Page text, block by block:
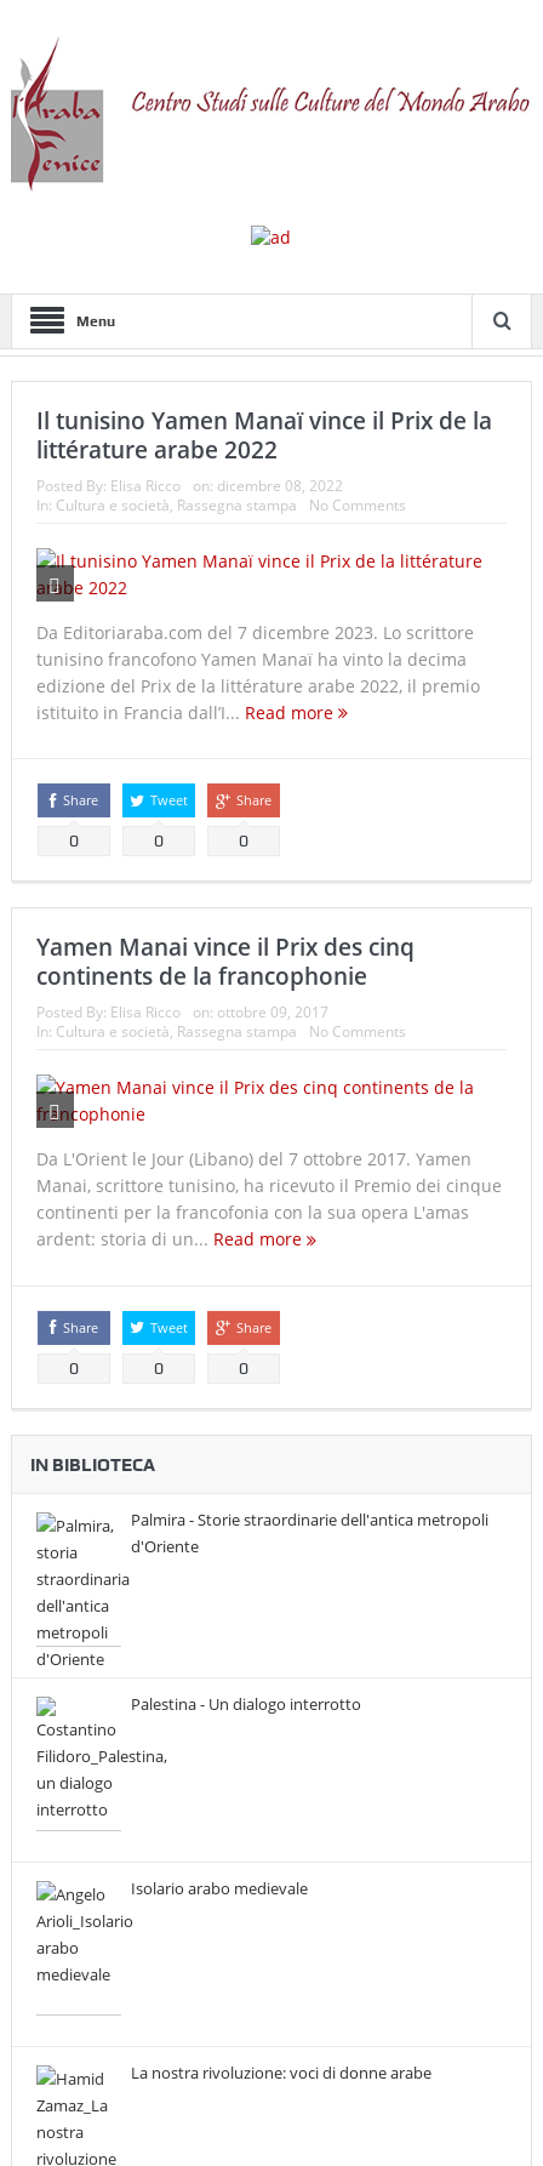
Menu
Il tunisino Yamen Manaï vince il Prix de la
littérature arabe 2022
Posted By: Elisa Ricco on: dicembre 08, 2022
In: Cultura e società, Rassegna stampa No Comments
Da Editoriaraba.com del 7 dicembre 2023. Lo scrittore
tunisino francofono Yamen Manaï ha vinto la decima
edizione del Prix de la littérature arabe 2022, il premio
istituito in Francia dall’I... Read more
Share
0
Tweet
0
Share
0
Yamen Manai vince il Prix des cinq
continents de la francophonie
Posted By: Elisa Ricco on: ottobre 09, 2017
In: Cultura e società, Rassegna stampa No Comments
Da L'Orient le Jour (Libano) del 7 ottobre 2017. Yamen
Manai, scrittore tunisino, ha ricevuto il Premio dei cinque
continenti per la francofonia con la sua opera L'amas
ardent: storia di un... Read more
Share
0
Tweet
0
Share
0
IN BIBLIOTECA
Palmira - Storie straordinarie dell'antica metropoli
d'Oriente
Palestina - Un dialogo interrotto
Isolario arabo medievale
La nostra rivoluzione: voci di donne arabe